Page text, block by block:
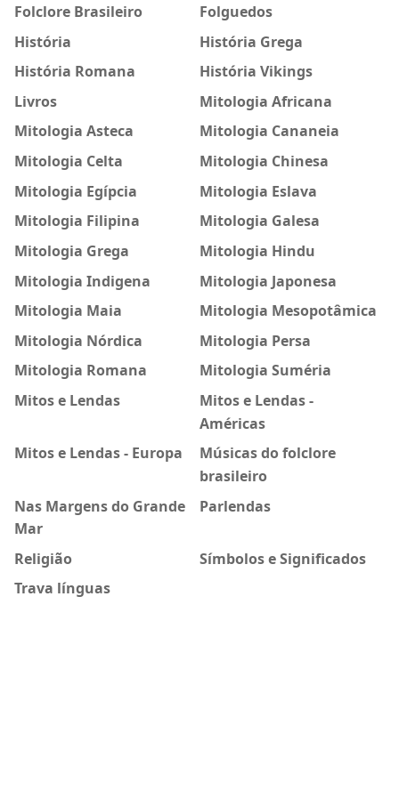
Folclore Brasileiro
Folguedos
História
História Grega
História Romana
História Vikings
Livros
Mitologia Africana
Mitologia Asteca
Mitologia Cananeia
Mitologia Celta
Mitologia Chinesa
Mitologia Egípcia
Mitologia Eslava
Mitologia Filipina
Mitologia Galesa
Mitologia Grega
Mitologia Hindu
Mitologia Indigena
Mitologia Japonesa
Mitologia Maia
Mitologia Mesopotâmica
Mitologia Nórdica
Mitologia Persa
Mitologia Romana
Mitologia Suméria
Mitos e Lendas
Mitos e Lendas -
Américas
Mitos e Lendas - Europa
Músicas do folclore
brasileiro
Nas Margens do Grande
Mar
Parlendas
Religião
Símbolos e Significados
Trava línguas